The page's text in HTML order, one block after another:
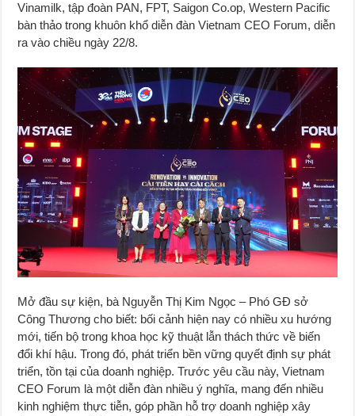
Vinamilk, tập đoàn PAN, FPT, Saigon Co.op, Western Pacific
bàn thảo trong khuôn khổ diễn đàn Vietnam CEO Forum, diễn
ra vào chiều ngày 22/8.
Mở đầu sự kiện, bà Nguyễn Thị Kim Ngọc – Phó GĐ sở
Công Thương cho biết: bối cảnh hiện nay có nhiều xu hướng
mới, tiến bộ trong khoa học kỹ thuật lẫn thách thức về biến
đổi khí hậu. Trong đó, phát triển bền vững quyết định sự phát
triển, tồn tại của doanh nghiệp. Trước yêu cầu này, Vietnam
CEO Forum là một diễn đàn nhiều ý nghĩa, mang đến nhiều
kinh nghiệm thực tiễn, góp phần hỗ trợ doanh nghiệp xây